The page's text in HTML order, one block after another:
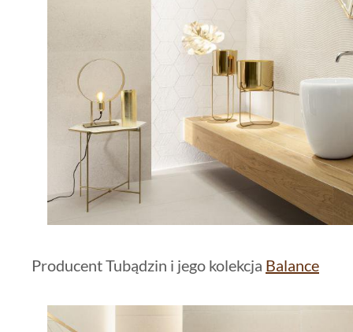
Producent Tubądzin i jego kolekcja Balance